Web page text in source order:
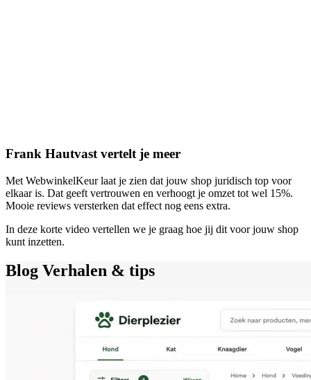
Frank Hautvast vertelt je meer
Met WebwinkelKeur laat je zien dat jouw shop juridisch top voor
elkaar is. Dat geeft vertrouwen en verhoogt je omzet tot wel 15%.
Mooie reviews versterken dat effect nog eens extra.
In deze korte video vertellen we je graag hoe jij dit voor jouw shop
kunt inzetten.
Blog Verhalen & tips